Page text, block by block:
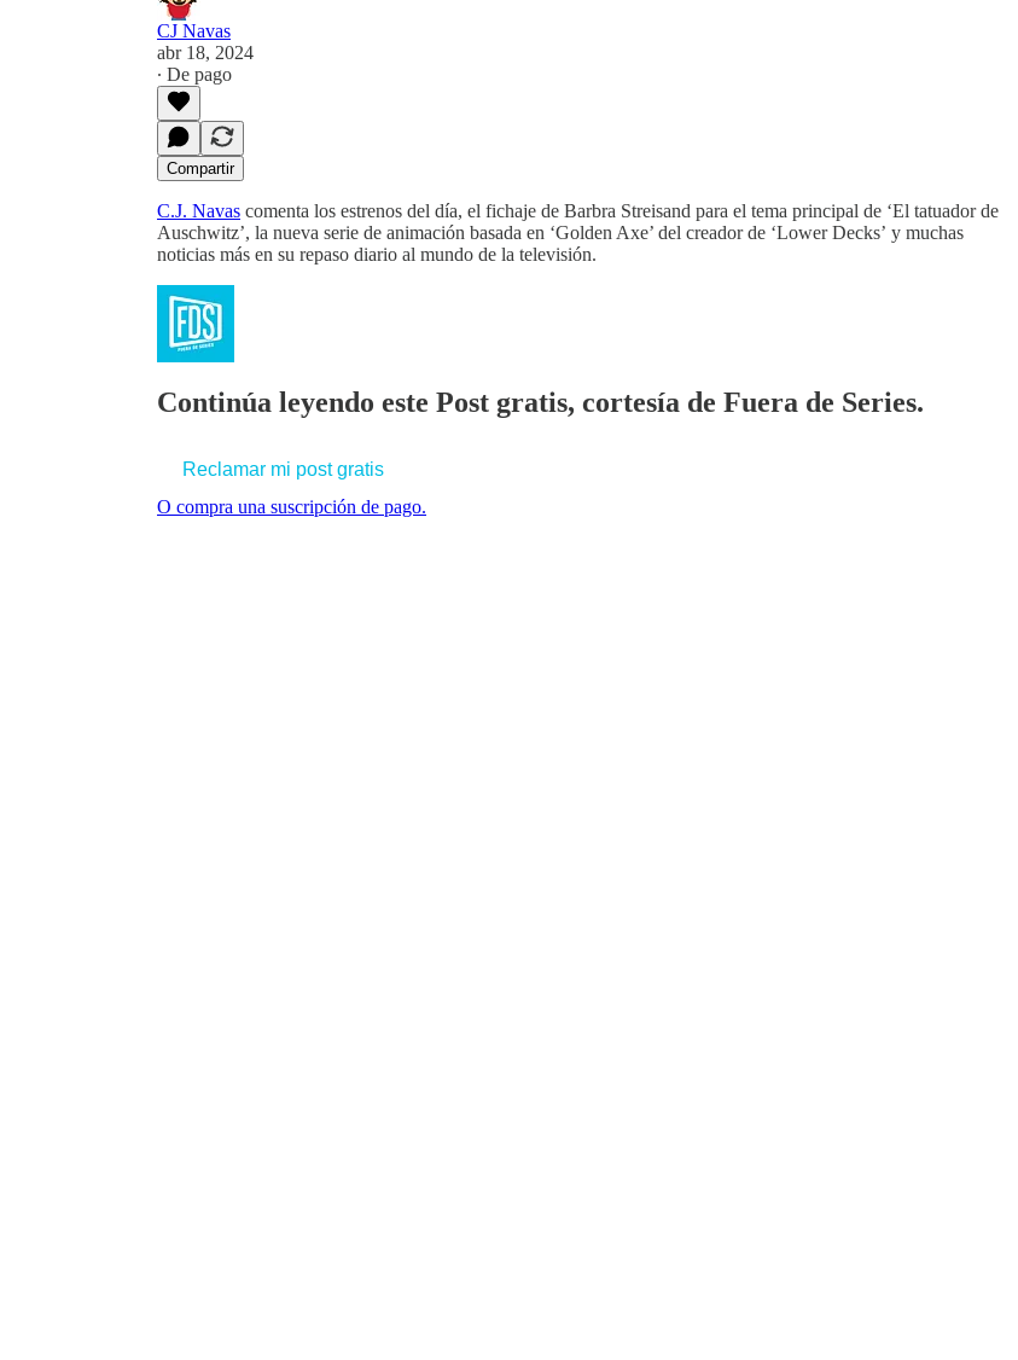
CJ Navas
abr 18, 2024
∙ De pago
Compartir
C.J. Navas comenta los estrenos del día, el fichaje de Barbra Streisand para el tema principal de ‘El tatuador de
Auschwitz’, la nueva serie de animación basada en ‘Golden Axe’ del creador de ‘Lower Decks’ y muchas
noticias más en su repaso diario al mundo de la televisión.
Continúa leyendo este Post gratis, cortesía de Fuera de Series.
Reclamar mi post gratis
O compra una suscripción de pago.